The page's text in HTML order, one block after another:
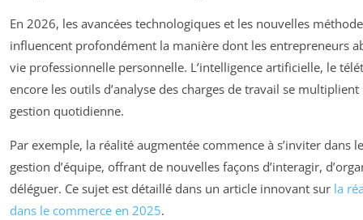
En 2026, les avancées technologiques et les nouvelles
influencent profondément la manière dont les entrepreneurs
vie professionnelle personnelle. L’intelligence artificielle, le
encore les outils d’analyse des charges de travail se
gestion quotidienne.
Par exemple, la réalité augmentée commence à s’inviter dans
gestion d’équipe, offrant de nouvelles façons d’interagir,
déléguer. Ce sujet est détaillé dans un article innovant sur la
dans le commerce en 2025.